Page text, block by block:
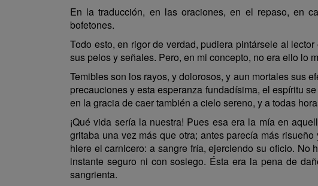
En la traducción, en las oraciones, en el repaso, en
bofetones.
Todo esto, en rigor de verdad, pudiera pintársele al
sus pelos y señales. Pero, en mi concepto, no era ello lo
Temibles son los rayos, y dolorosos, y aun mortales sus
precauciones y esta esperanza fundadísima, el espíritu
en la gracia de caer también a cielo sereno, y a todas
¡Qué vida sería la nuestra! Pues esa era la mía en
gritaba una vez más que otra; antes parecía más
hiere el carnicero: a sangre fría, ejerciendo su oficio. No
instante seguro ni con sosiego. Ésta era la pena de
sangrienta.